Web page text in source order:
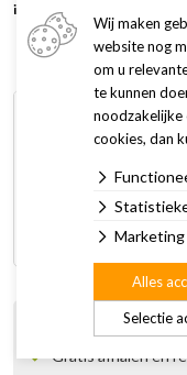
in huis
Omschrijving
In de Moderna
huisdiervoeding
schep en wielen.
Bestel gemakkelijk
Gratis afhalen en
Wij maken
website nog
om u
te kunnen
noodzakelijke
cookies, dan
Marketing
Selectie
Alles